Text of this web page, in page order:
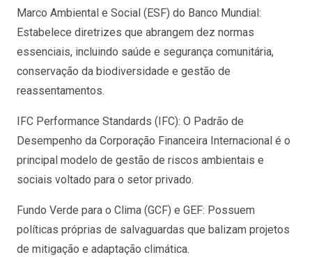
Marco Ambiental e Social (ESF) do Banco Mundial:
Estabelece diretrizes que abrangem dez normas
essenciais, incluindo saúde e segurança comunitária,
conservação da biodiversidade e gestão de
reassentamentos.
IFC Performance Standards (IFC): O Padrão de
Desempenho da Corporação Financeira Internacional é o
principal modelo de gestão de riscos ambientais e
sociais voltado para o setor privado.
Fundo Verde para o Clima (GCF) e GEF: Possuem
políticas próprias de salvaguardas que balizam projetos
de mitigação e adaptação climática.